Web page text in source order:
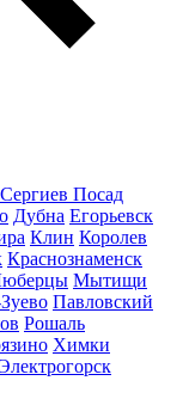
Посад
Дубна Егорьевск
Клин Королев
Краснознаменск
Мытищи
Павловский
Рошаль
Химки